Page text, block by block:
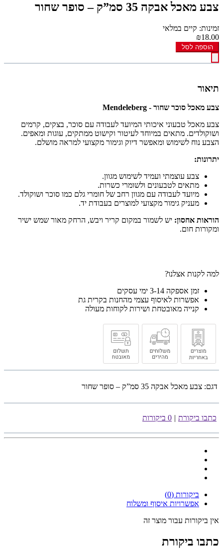
צבע מאכל אבקה 35 סמ”ק – סופר שחור
זמינות: קיים במלאי
₪18.00
הוספה לסל
תיאור
צבע מאכל סוכר שחור - Mendeleberg
צבע מאכל טבעוני איכותי המיועד לעבודה עם סוכר, בצקים, קרמים
ושוקולדים. מתאים במיוחד לעיטור וקישוט ממתקים, עוגות ומאפים.
הצבע נוח לשימוש ומאפשר דיוק וגימור מקצועי למראה מושלם.
יתרונות:
צבע עוצמתי ועמיד לשימוש מגוון.
מתאים לטבעונים ולשומרי כשרות.
מיועד לעבודה עם מגוון רחב של חומרי גלם כמו סוכר ושוקולד.
מעניק גימור מקצועי למוצרים בעבודת יד.
הוראות אחסון: יש לשמור במקום קריר ויבש, הרחק מאור שמש ישיר
ומקורות חום.
למה לקנות אצלנו?
זמן אספקה 3-14 ימי עסקים
אפשרות לאיסוף עצמי מהחנות בקרית גת
קנייה מאובטחת ושירות לקוחות מעולה
דגם: צבע מאכל אבקה 35 סמ”ק – סופר שחור
כתבו ביקורת | 0 ביקורות
ביקורות (0)
אפשרויות איסוף ומשלוח
אין ביקורות עבור מוצר זה
כתבו ביקורת